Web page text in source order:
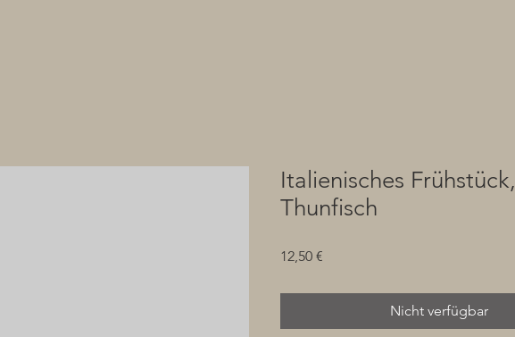
Italienisches Frühstück,
Thunfisch
12,50 €
Nicht verfügbar